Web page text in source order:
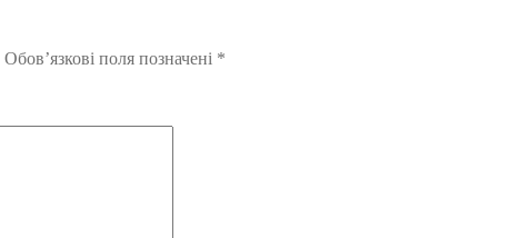
Обов’язкові поля позначені *